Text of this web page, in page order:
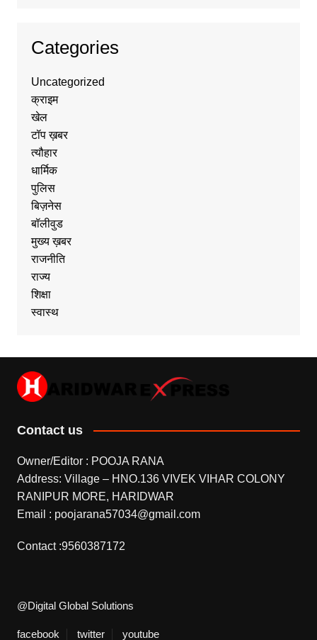
Categories
Uncategorized
क्राइम
खेल
टॉप ख़बर
त्यौहार
धार्मिक
पुलिस
बिज़नेस
बॉलीवुड
मुख्य ख़बर
राजनीति
राज्य
शिक्षा
स्वास्थ
Contact us
Owner/Editor : POOJA RANA
Address: Village – HNO.136 VIVEK VIHAR COLONY
RANIPUR MORE, HARIDWAR
Email : poojarana57034@gmail.com
Contact :9560387172
@Digital Global Solutions
facebook twitter youtube